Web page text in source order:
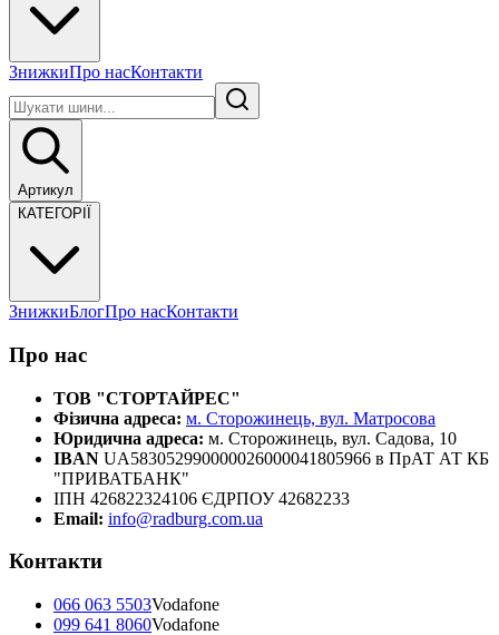
ЗнижкиПро насКонтакти
Артикул
КАТЕГОРІЇ
ЗнижкиБлогПро насКонтакти
Про нас
ТОВ "СТОРТАЙРЕС"
Фізична адреса: м. Сторожинець, вул. Матросова
Юридична адреса: м. Сторожинець, вул. Садова, 10
IBAN UA583052990000026000041805966 в ПрАТ АТ КБ
"ПРИВАТБАНК"
ІПН 426822324106 ЄДРПОУ 42682233
Email: info@radburg.com.ua
Контакти
066 063 5503Vodafone
099 641 8060Vodafone